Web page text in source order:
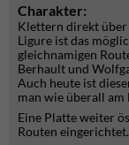
Charakter:
Klettern direkt über
Ligure ist das
gleichnamigen
Berhault und
Auch heute ist
man wie überall
Eine Platte weiter
Routen eingerichtet.